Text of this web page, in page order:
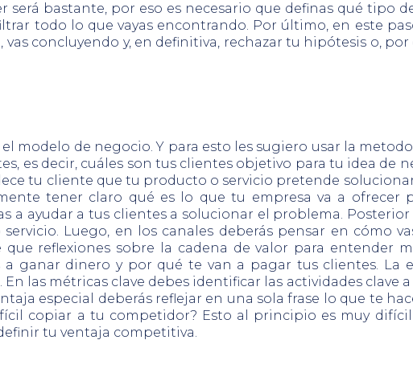
bastante, por eso es necesario que definas qué tipo
todo lo que vayas encontrando. Por último, en este
concluyendo y, en definitiva, rechazar tu hipótesis o,
modelo de negocio. Y para esto les sugiero usar la
es decir, cuáles son tus clientes objetivo para tu idea de
tu cliente que tu producto o servicio pretende solucionar
tener claro qué es lo que tu empresa va a ofrecer
a ayudar a tus clientes a solucionar el problema.
Luego, en los canales deberás pensar en cómo
reflexiones sobre la cadena de valor para entender
ganar dinero y por qué te van a pagar tus clientes. La
las métricas clave debes identificar las actividades clave
especial deberás reflejar en una sola frase lo que te
copiar a tu competidor? Esto al principio es muy
tu ventaja competitiva.